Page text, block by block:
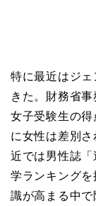
特に最近はジ
きた。財務省
女子受験生の
に女性は差別
近では男性誌
学ランキング
識が高まる中